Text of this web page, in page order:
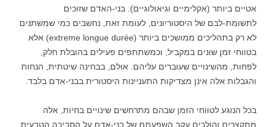
אטיים ביותר (אקלימיים וגיאולוגיים). בני-האדם שזוכים
לתשומת-לבם של היסטוריונים, לעומת זאת, נחשבים כמי שמשתנים
לא רק בתהליכים ממושכים ביותר (extreme longue durée) אלא
בטווחי זמן שונים במקביל, וכמשתתפים פעילים בהובלת חלק,
לפחות, מהשינויים שעוברים עליהם. אולם, בבחינה שיטתית, הנחות
והגבלות אלה אינן מצדיקות התעניינות היסטורית בבני-אדם בלבד.
בכל הנוגע לטווחי הזמן שבהם מתרחשים שינויים בחיות, אלה
מתקצרים והולכים עקב השפעתם של בני-אדם על הסביבה הטבעית